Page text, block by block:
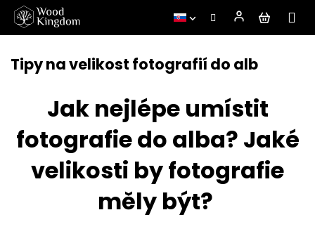
obsah
Tipy na velikost fotografií do alb
Jak nejlépe umístit
fotografie do alba? Jaké
velikosti by fotografie
měly být?